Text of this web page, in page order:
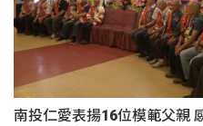
南投仁愛表揚16位模範父親